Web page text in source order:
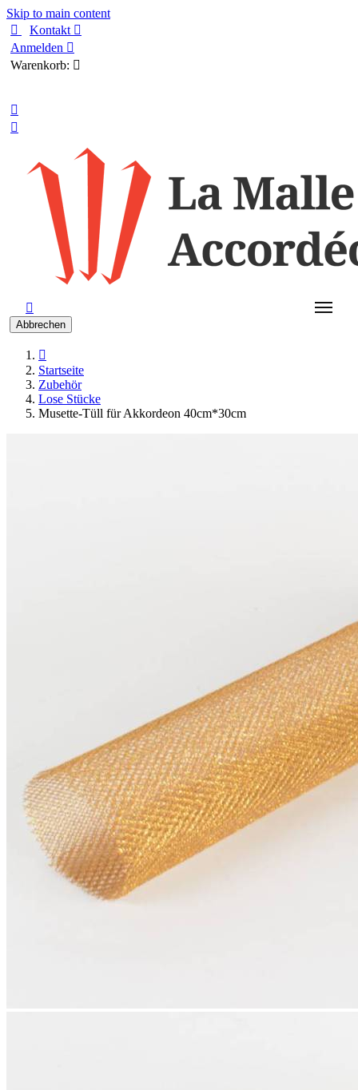
Skip to main content

Kontakt 
Anmelden 
Warenkorb: 



Abbrechen

Startseite
Zubehör
Lose Stücke
Musette-Tüll für Akkordeon 40cm*30cm